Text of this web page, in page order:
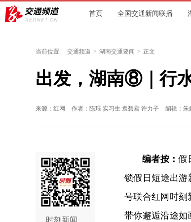
首页 全国交通新闻联播
当前位置: 交通频道 > 湖南交通要闻 > 正文
出发，湖南⑧｜行
来源：红网 作者：陈珏 实习生 袁碧君 许力子 编辑：朱
时刻新闻
编者按：假
锁假日短途出游
号联合红网时刻
带你邂逅沿途如